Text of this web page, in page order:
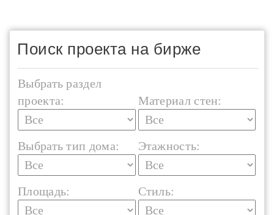
Поиск проекта на бирже
Выбрать раздел
проекта:
Материал стен:
Выбрать тип дома: Этажность:
Площадь: Стиль: